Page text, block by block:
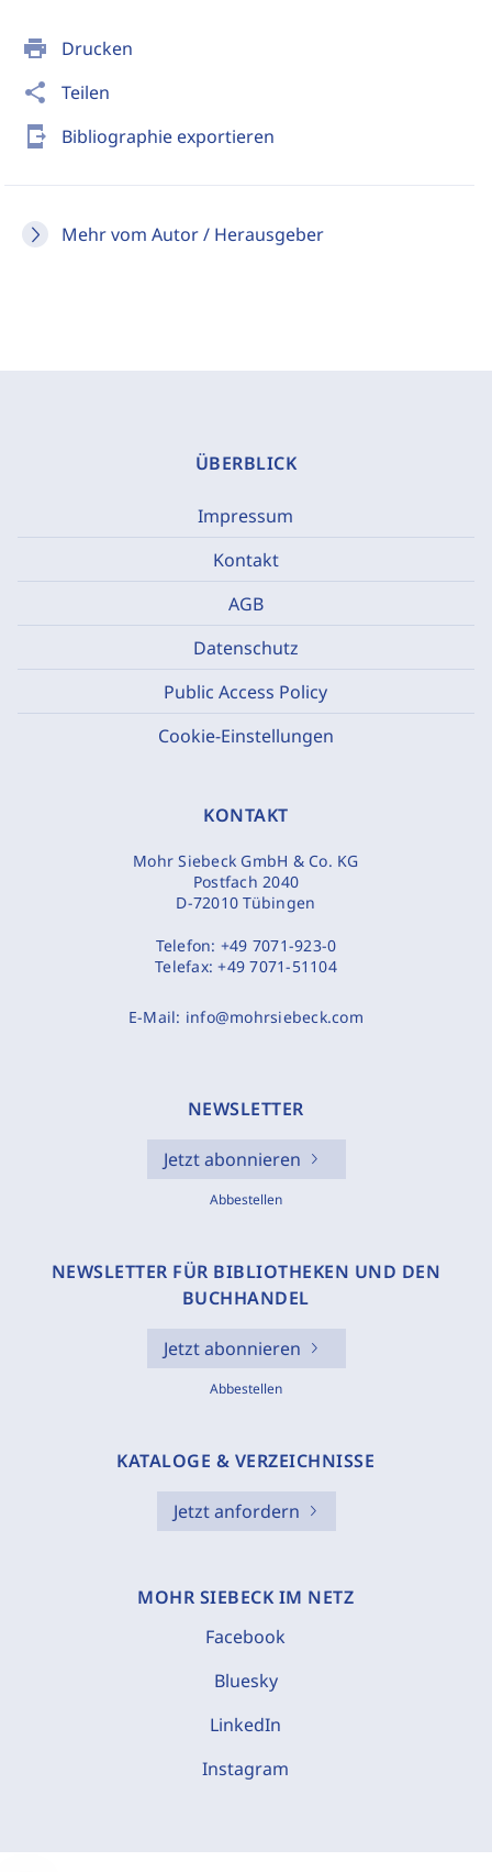
print Drucken
share Teilen
send_to_mobile Bibliographie exportieren
Mehr vom Autor / Herausgeber
ÜBERBLICK
Impressum
Kontakt
AGB
Datenschutz
Public Access Policy
Cookie-Einstellungen
KONTAKT
Mohr Siebeck GmbH & Co. KG
Postfach 2040
D-72010 Tübingen
Telefon: +49 7071-923-0
Telefax:+49 7071-51104
E-Mail: info@mohrsiebeck.com
NEWSLETTER
Jetzt abonnieren
Abbestellen
NEWSLETTER FÜR BIBLIOTHEKEN UND DEN
BUCHHANDEL
Jetzt abonnieren
Abbestellen
KATALOGE & VERZEICHNISSE
Jetzt anfordern
MOHR SIEBECK IM NETZ
Facebook
Bluesky
LinkedIn
Instagram